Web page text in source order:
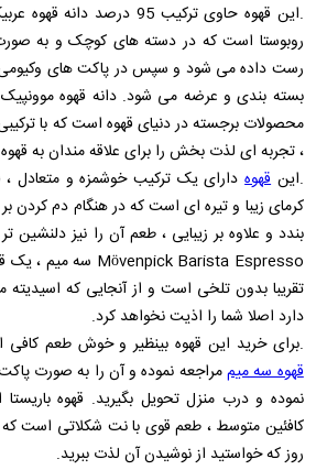
روبوستا است که در دسته های کوچک و به
رست داده می شود و سپس در پاکت های وکیومی
بسته بندی و عرضه می شود.دانه قهوه
محصولات برجسته در دنیای قهوه است که با
، تجربه‌ ای لذت‌ بخش را برای علاقه‌ مندان به
.اینقهوهدارای یک ترکیب خوشمزه و متعادل ،
کرمای زیبا و تیره ای است که در هنگام دم کردن
بندد و علاوه بر زیبایی ، طعم آن را نیز دلنشین
Mövenpick Barista Espresso سه میم ، یک
تقریبا بدون تلخی است و از آنجایی که اسیدیته
دارد اصلا شما را اذیت نخواهد کرد.
.برای خرید این قهوه بینظیر و خوش طعم
قهوه سه میممراجعه نموده و آن را به صورت
نموده و درب منزل تحویل بگیرید. قهوه
کافئین متوسط ، طعم قوی با نت شکلاتی است که
روز که خواستید از نوشیدن آن لذت ببرید.